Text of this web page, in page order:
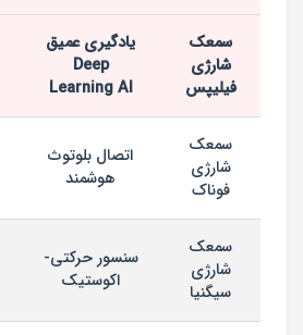
سمعک
شارژی
فیلیپس
یادگیری عمیق
Deep
Learning AI
سمعک
شارژی
فوناک
اتصال بلوتوث
هوشمند
سمعک
شارژی
سیگنیا
سنسور حرکتی-
اکوستیک